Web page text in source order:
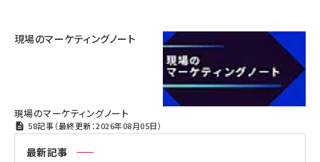
現場のマーケティングノート
現場のマーケティングノート
58記事（最終更新：2026年08月05日）
最新記事